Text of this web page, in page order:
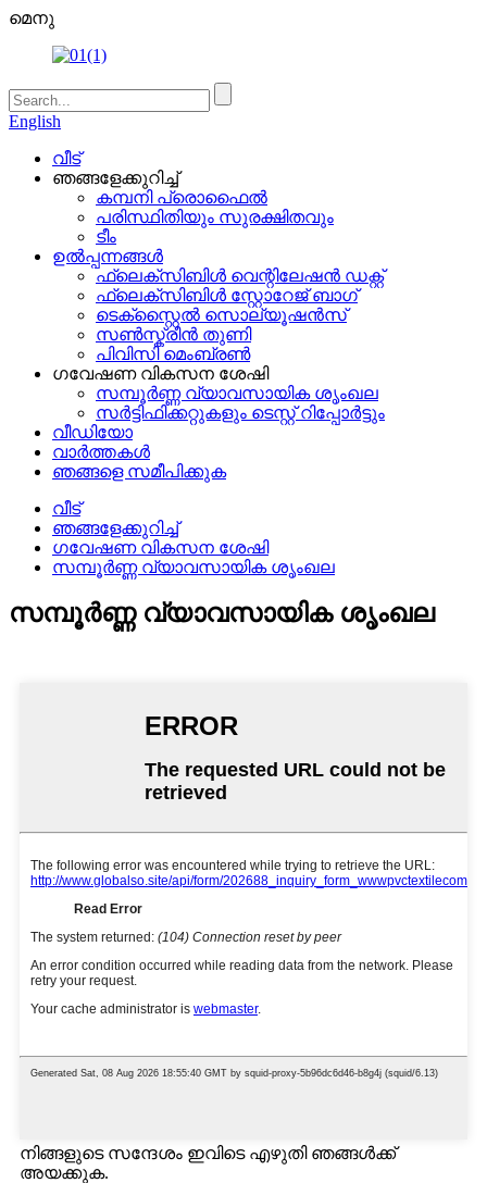
മെനു
English
വീട്
ഞങ്ങളേക്കുറിച്ച്
കമ്പനി പ്രൊഫൈൽ
പരിസ്ഥിതിയും സുരക്ഷിതവും
ടീം
ഉൽപ്പന്നങ്ങൾ
ഫ്ലെക്സിബിൾ വെന്റിലേഷൻ ഡക്റ്റ്
ഫ്ലെക്സിബിൾ സ്റ്റോറേജ് ബാഗ്
ടെക്സ്റ്റൈൽ സൊല്യൂഷൻസ്
സൺസ്ക്രീൻ തുണി
പിവിസി മെംബ്രൺ
ഗവേഷണ വികസന ശേഷി
സമ്പൂർണ്ണ വ്യാവസായിക ശൃംഖല
സർട്ടിഫിക്കറ്റുകളും ടെസ്റ്റ് റിപ്പോർട്ടും
വീഡിയോ
വാർത്തകൾ
ഞങ്ങളെ സമീപിക്കുക
വീട്
ഞങ്ങളേക്കുറിച്ച്
ഗവേഷണ വികസന ശേഷി
സമ്പൂർണ്ണ വ്യാവസായിക ശൃംഖല
സമ്പൂർണ്ണ വ്യാവസായിക ശൃംഖല
നിങ്ങളുടെ സന്ദേശം ഇവിടെ എഴുതി ഞങ്ങൾക്ക്
അയക്കുക.